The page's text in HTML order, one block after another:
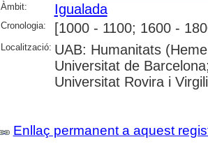
Àmbit: Igualada
Cronologia: [1000 - 1100; 1600 -
Localització: UAB: Humanitats
Universitat de
Universitat Rovira i
Enllaç permanent a aquest